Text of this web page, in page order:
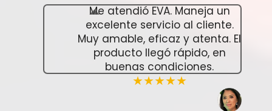
Me atendió EVA. Maneja un
excelente servicio al cliente.
Muy amable, eficaz y atenta. El
producto llegó rápido, en
buenas condiciones.
★★★★★